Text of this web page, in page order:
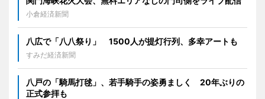
小倉経済新聞
八広で「八八祭り」 1500人が提灯行列、多幸アートも
すみだ経済新聞
八戸の「騎馬打毬」、若手騎手の姿勇ましく 20年ぶりの
正式参拝も